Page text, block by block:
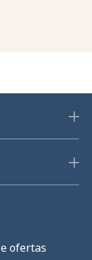
ofertas